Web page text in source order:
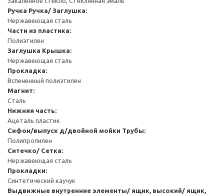
Ручка Ручка/ Заглушка:
Нержавеющая сталь
Части из пластика:
Полиэтилен
Заглушка Крышка:
Нержавеющая сталь
Прокладка:
Вспененный полиэтилен
Магнит:
Сталь
Нижняя часть:
Ацеталь пластик
Сифон/выпуск д/двойной мойки Трубы:
Полипропилен
Ситечко/ Сетка:
Нержавеющая сталь
Прокладки:
Синтетический каучук
Выдвижные внутренние элементы/ ящик, высокий/ ящик,